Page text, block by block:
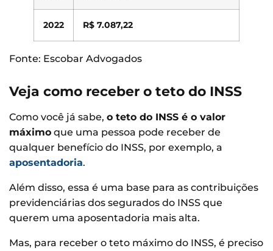
2022 R$ 7.087,22
Fonte: Escobar Advogados
Veja como receber o teto do INSS
Como você já sabe, o teto do INSS é o valor
máximo que uma pessoa pode receber de
qualquer benefício do INSS, por exemplo, a
aposentadoria.
Além disso, essa é uma base para as contribuições
previdenciárias dos segurados do INSS que
querem uma aposentadoria mais alta.
Mas, para receber o teto máximo do INSS, é preciso